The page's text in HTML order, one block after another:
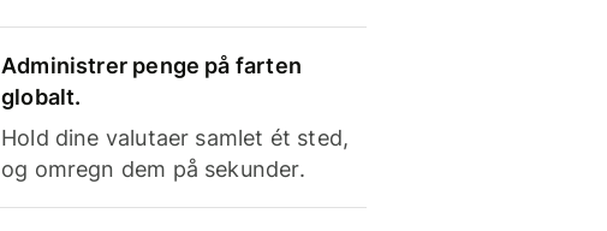
Administrer penge på farten
globalt.
Hold dine valutaer samlet ét sted,
og omregn dem på sekunder.